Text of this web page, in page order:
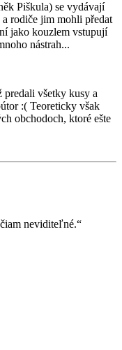
Piškula) se vydávají
a rodiče jim mohli předat
jako kouzlem vstupují
nástrah...
predali všetky kusy a
:( Teoreticky však
obchodoch, ktoré ešte
neviditeľné.